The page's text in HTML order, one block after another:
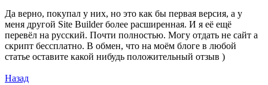
Да верно, покупал у них, но это как бы первая версия, а у
меня другой Site Builder более расширенная. И я её ещё
перевёл на русский. Почти полностью. Могу отдать не сайт а
скрипт бессплатно. В обмен, что на моём блоге в любой
статье оставите какой нибудь положительный отзыв )
Назад